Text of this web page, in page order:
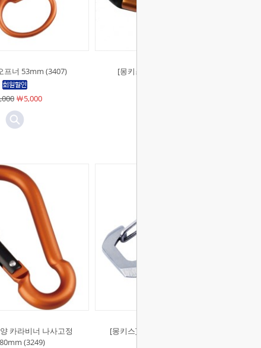
프너 53mm (3407)
￦5,000
[몽키스]카라비너 스크류 잠금
카라비너 나사고정
(3249)
[몽키스]다기능 스테인리스 카라비